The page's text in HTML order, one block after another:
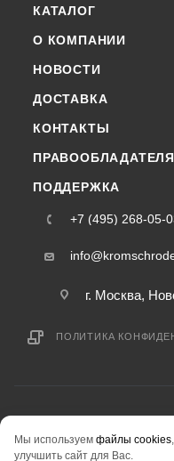
КАТАЛОГ
О КОМПАНИИ
НОВОСТИ
ДОСТАВКА
КОНТАКТЫ
ПОДДЕРЖКА
+7 (495) 268-05-
г. Москва,
ПОЛИТИКА
информация на сайте
Мы используем файлы cookies
улучшить сайт для Вас.